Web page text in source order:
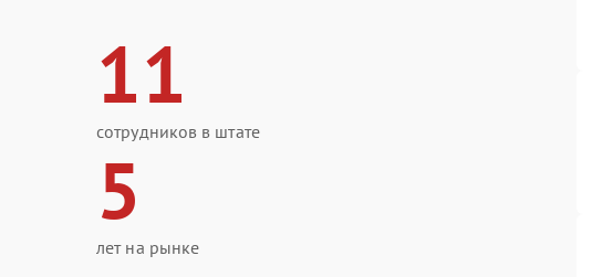
11
сотрудников в штате
5
лет на рынке